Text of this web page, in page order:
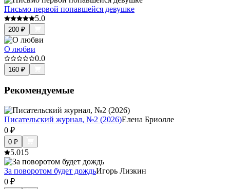
Письмо первой попавшейся девушке
5.0
200 ₽
О любви
0.0
160 ₽
Рекомендуемые
Писательский журнал, №2 (2026)Елена Бриолле
0 ₽
0 ₽
5.015
За поворотом будет дождьИгорь Лизкин
0 ₽